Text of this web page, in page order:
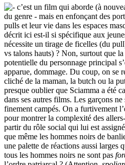
c’est un film qui aborde (à
du genre - mais en enfonçant des
pulls et leur vie dans les espaces
décrit ici est-il si spécifique aux
nécessite un tirage de ficelles (du
vs talons hauts) ? Non, surtout que
potentielle du personnage principal
apparue, dommage. Du coup, on se
cliché de la maman, la butch ou la
presque oublier que Sciamma a été
dans ses autres films. Les garçons
finement campés. On a furtivement
pour montrer la complexité des
partir du rôle social qui lui est
que même les hommes noirs de
une palette de réactions aussi larges
tous les hommes noirs ne sont pas